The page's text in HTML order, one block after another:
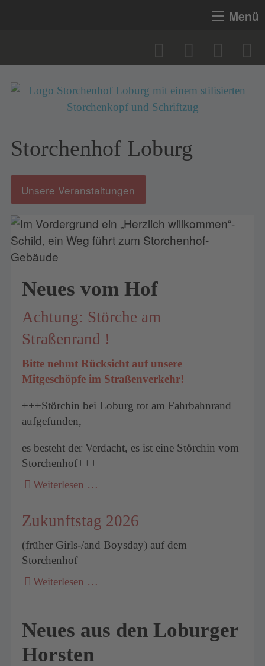
Menü
Storchenhof Loburg
Unsere Veranstaltungen
Neues vom Hof
Achtung: Störche am
Straßenrand !
Bitte nehmt Rücksicht auf unsere
Mitgeschöpfe im Straßenverkehr!
+++Störchin bei Loburg tot am Fahrbahnrand
aufgefunden,
es besteht der Verdacht, es ist eine Störchin vom
Storchenhof+++
Weiterlesen …
Zukunftstag 2026
(früher Girls-/and Boysday) auf dem
Storchenhof
Weiterlesen …
Neues aus den Loburger
Horsten